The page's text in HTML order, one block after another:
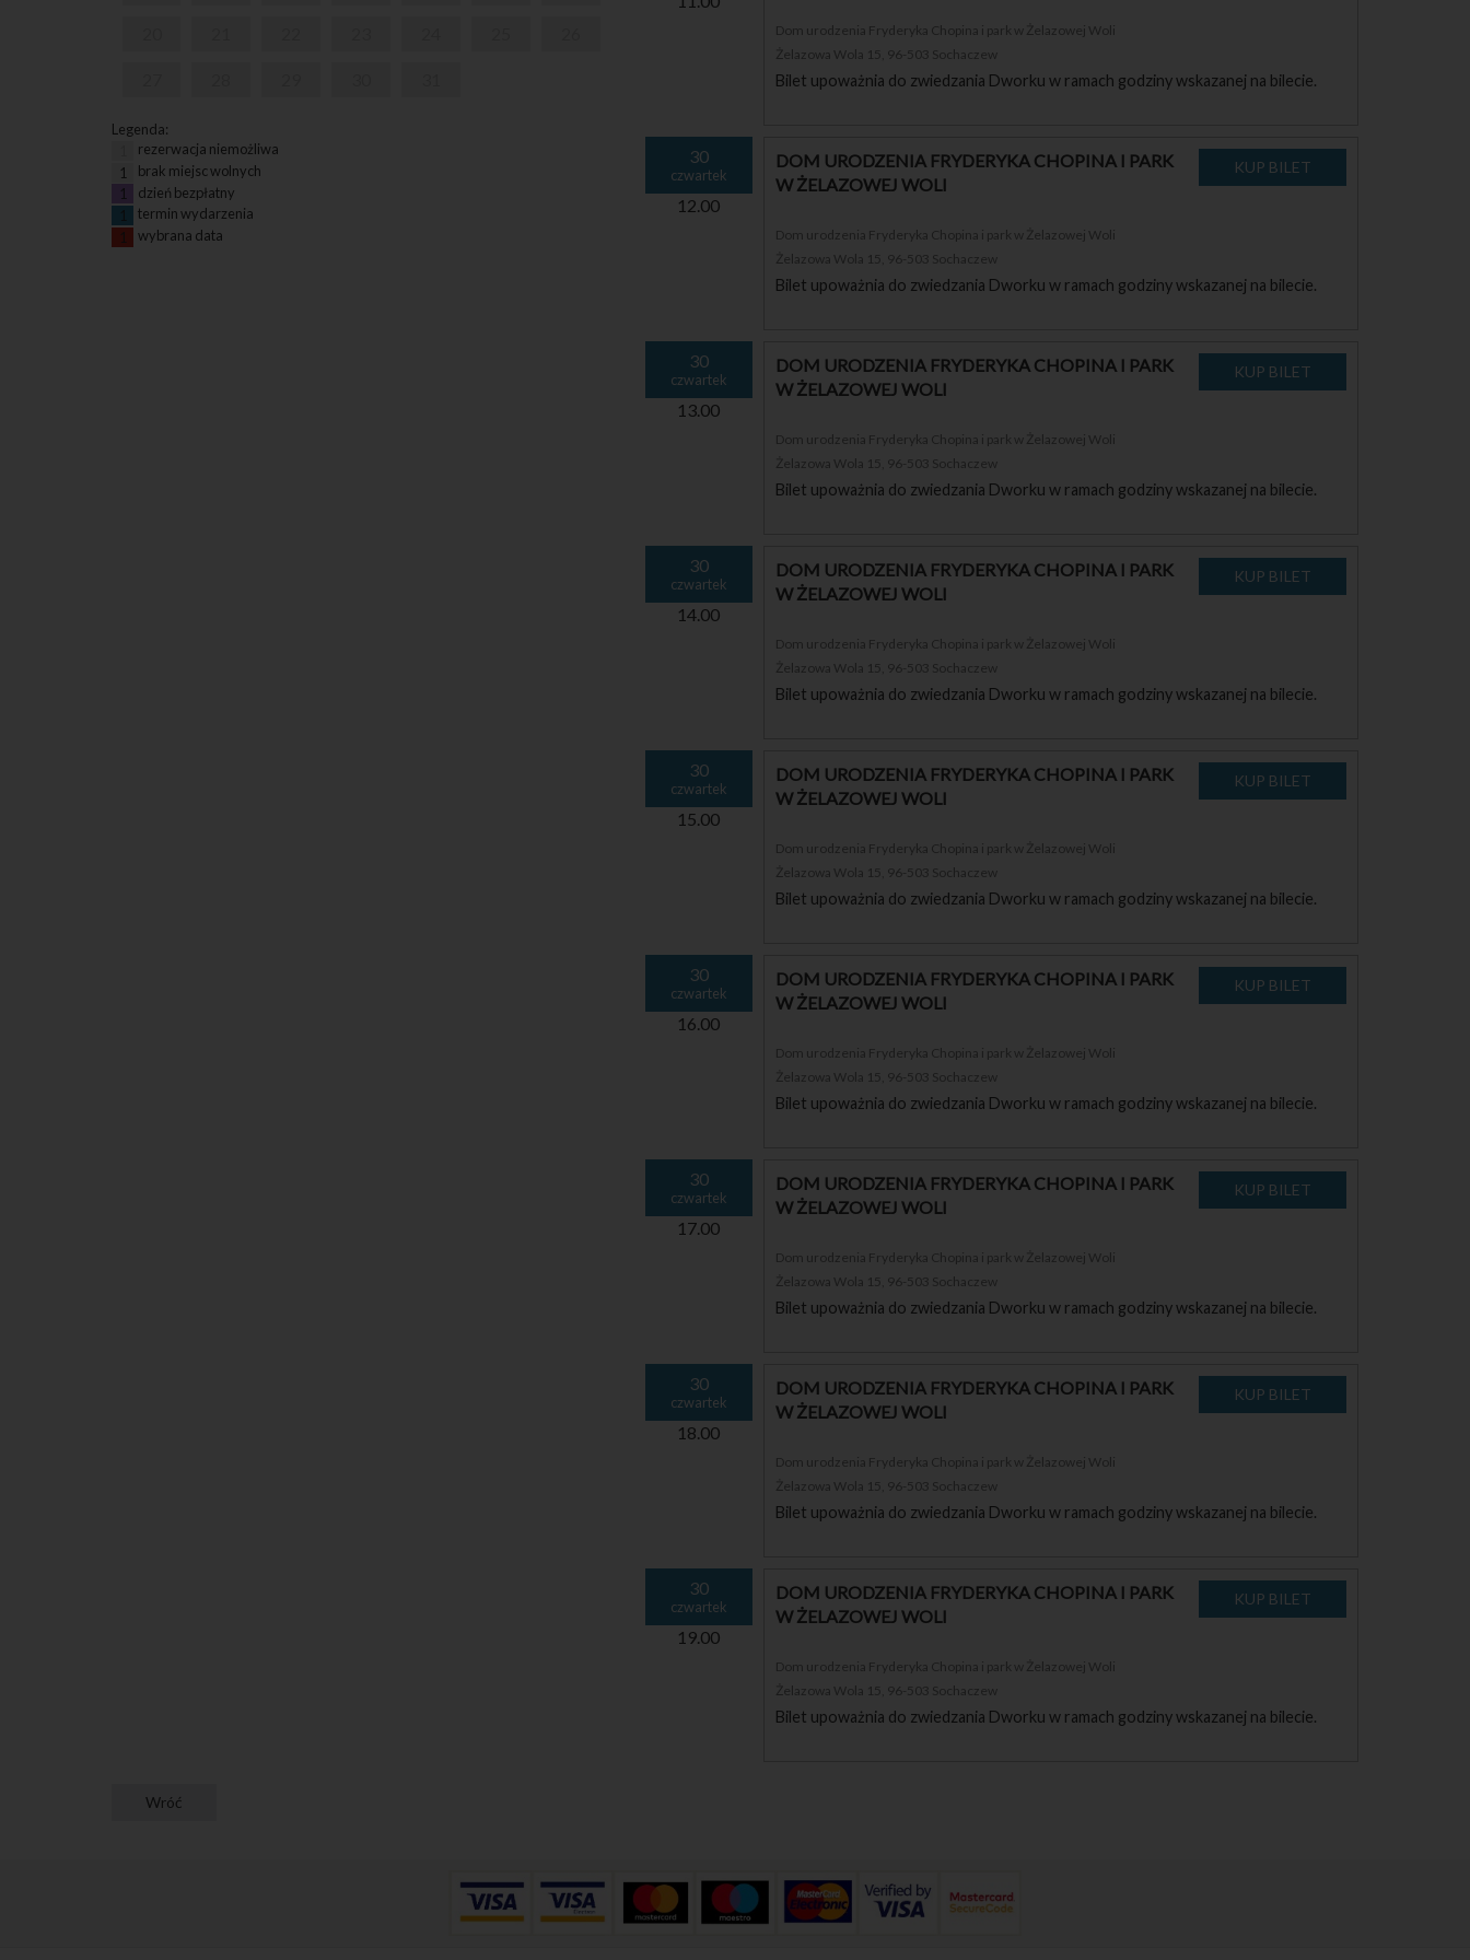
Legenda:
rezerwacja niemożliwa
1
brak miejsc wolnych
1
dzień bezpłatny
termin wydarzenia
1
wybrana data
Dom urodzenia Fryderyka Chopina i park w Żelazowej Woli
Żelazowa Wola 15, 96-503 Sochaczew
Bilet upoważnia do zwiedzania Dworku w ramach godziny wskazanej na bilecie.
30
czwartek
12.00
DOM URODZENIA FRYDERYKA CHOPINA I PARK
W ŻELAZOWEJ WOLI
Dom urodzenia Fryderyka Chopina i park w Żelazowej Woli
Żelazowa Wola 15, 96-503 Sochaczew
Bilet upoważnia do zwiedzania Dworku w ramach godziny wskazanej na bilecie.
30
czwartek
13.00
DOM URODZENIA FRYDERYKA CHOPINA I PARK
W ŻELAZOWEJ WOLI
Dom urodzenia Fryderyka Chopina i park w Żelazowej Woli
Żelazowa Wola 15, 96-503 Sochaczew
Bilet upoważnia do zwiedzania Dworku w ramach godziny wskazanej na bilecie.
30
czwartek
14.00
DOM URODZENIA FRYDERYKA CHOPINA I PARK
W ŻELAZOWEJ WOLI
Dom urodzenia Fryderyka Chopina i park w Żelazowej Woli
Żelazowa Wola 15, 96-503 Sochaczew
Bilet upoważnia do zwiedzania Dworku w ramach godziny wskazanej na bilecie.
30
czwartek
15.00
DOM URODZENIA FRYDERYKA CHOPINA I PARK
W ŻELAZOWEJ WOLI
Dom urodzenia Fryderyka Chopina i park w Żelazowej Woli
Żelazowa Wola 15, 96-503 Sochaczew
Bilet upoważnia do zwiedzania Dworku w ramach godziny wskazanej na bilecie.
30
czwartek
16.00
DOM URODZENIA FRYDERYKA CHOPINA I PARK
W ŻELAZOWEJ WOLI
Dom urodzenia Fryderyka Chopina i park w Żelazowej Woli
Żelazowa Wola 15, 96-503 Sochaczew
Bilet upoważnia do zwiedzania Dworku w ramach godziny wskazanej na bilecie.
30
czwartek
17.00
DOM URODZENIA FRYDERYKA CHOPINA I PARK
W ŻELAZOWEJ WOLI
Dom urodzenia Fryderyka Chopina i park w Żelazowej Woli
Żelazowa Wola 15, 96-503 Sochaczew
Bilet upoważnia do zwiedzania Dworku w ramach godziny wskazanej na bilecie.
30
czwartek
18.00
DOM URODZENIA FRYDERYKA CHOPINA I PARK
W ŻELAZOWEJ WOLI
Dom urodzenia Fryderyka Chopina i park w Żelazowej Woli
Żelazowa Wola 15, 96-503 Sochaczew
Bilet upoważnia do zwiedzania Dworku w ramach godziny wskazanej na bilecie.
30
czwartek
19.00
DOM URODZENIA FRYDERYKA CHOPINA I PARK
W ŻELAZOWEJ WOLI
Dom urodzenia Fryderyka Chopina i park w Żelazowej Woli
Żelazowa Wola 15, 96-503 Sochaczew
Bilet upoważnia do zwiedzania Dworku w ramach godziny wskazanej na bilecie.